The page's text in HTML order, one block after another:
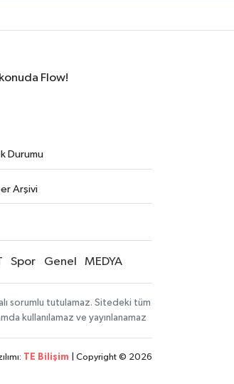
Flow!
Durumu
Arşivi
Spor Genel MEDYA
sorumlu tutulamaz. Sitedeki tüm
kullanılamaz ve yayınlanamaz
TE Bilişim | Copyright © 2026